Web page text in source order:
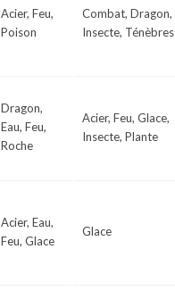
Acier, Feu,
Poison
Combat, Dragon,
Insecte, Ténèbres
Dragon,
Eau, Feu,
Roche
Acier, Feu, Glace,
Insecte, Plante
Acier, Eau,
Feu, Glace
Glace